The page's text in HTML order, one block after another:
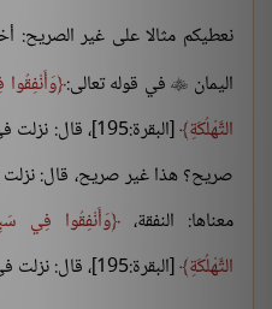
نعطيكم مثالا على غير
اليمان  في قوله تعالى:
التَّهْلُكَةِ [البقرة:195]، قال: نزلت في النفقة
صريح؟ هذا غير صريح، قال: نزلت
معناها: النفقة،
وَأَنْفِقُوا فِي
التَّهْلُكَةِ [البقرة:195]، قال: نزلت في النفقة.